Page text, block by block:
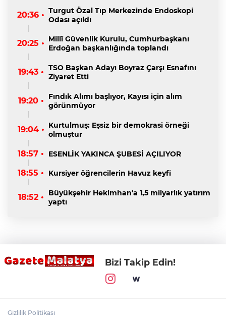
20:36 • Turgut Özal Tıp Merkezinde Endoskopi
Odası açıldı
20:25 • Millî Güvenlik Kurulu, Cumhurbaşkanı
Erdoğan başkanlığında toplandı
19:43 • TSO Başkan Adayı Boyraz Çarşı Esnafını
Ziyaret Etti
19:20 •
Fındık Alımı başlıyor, Kayısı için alım
görünmüyor
19:04 • Kurtulmuş: Eşsiz bir demokrasi örneği
olmuştur
18:57 • ESENLİK YAKINCA ŞUBESİ AÇILIYOR
18:55 • Kursiyer öğrencilerin Havuz keyfi
18:52 •
Büyükşehir Hekimhan'a 1,5 milyarlık yatırım
yaptı
Bizi Takip Edin!
Gizlilik Politikası